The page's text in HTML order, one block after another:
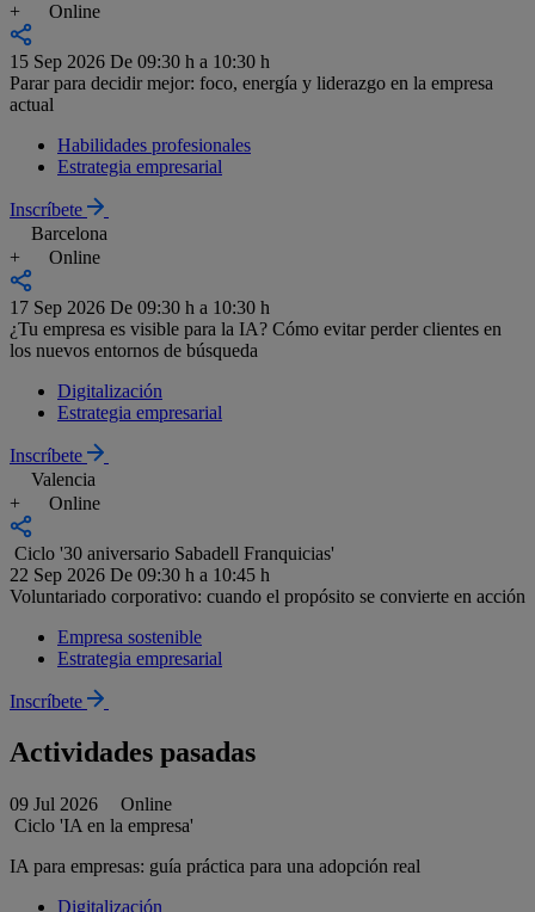
+
Online
15 Sep 2026 De 09:30 h a 10:30 h
Parar para decidir mejor: foco, energía y liderazgo en la empresa
actual
Habilidades profesionales
Estrategia empresarial
Inscríbete
Barcelona
+
Online
17 Sep 2026 De 09:30 h a 10:30 h
¿Tu empresa es visible para la IA? Cómo evitar perder clientes en
los nuevos entornos de búsqueda
Digitalización
Estrategia empresarial
Inscríbete
Valencia
+
Online
Ciclo '30 aniversario Sabadell Franquicias'
22 Sep 2026 De 09:30 h a 10:45 h
Voluntariado corporativo: cuando el propósito se convierte en acción
Empresa sostenible
Estrategia empresarial
Inscríbete
Actividades pasadas
09 Jul 2026
Online
Ciclo 'IA en la empresa'
IA para empresas: guía práctica para una adopción real
Digitalización